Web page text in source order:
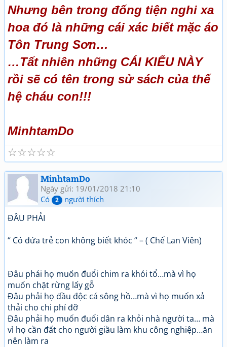
Nhưng bên trong đống tiện nghi xa
hoa đó là những cái xác biết mặc áo
Tôn Trung Sơn…
…Tất nhiên những CÁI KIỂU NÀY
rồi sẽ có tên trong sử sách của thế
hệ cháu con!!!
MinhtamDo
☆
☆
☆
☆
☆
MinhtamDo
Ngày gửi: 19/01/2018 21:10
Có
2 người thích
ĐÂU PHẢI
“ Có đứa trẻ con không biết khóc “ – ( Chế Lan Viên)
Đâu phải họ muốn đuổi chim ra khỏi tổ…mà vì họ
muốn chặt rừng lấy gỗ
Đâu phải họ đầu độc cá sông hồ…mà vì họ muốn xả
thải cho chi phí đỡ
Đâu phải họ muốn đuổi dân ra khỏi nhà người ta… mà
vì họ cần đất cho người giầu làm khu công nghiệp…ăn
nên làm ra